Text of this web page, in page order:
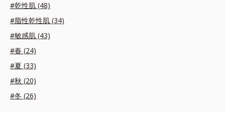
#乾性肌 (48)
#脂性乾性肌 (34)
#敏感肌 (43)
#春 (24)
#夏 (33)
#秋 (20)
#冬 (26)